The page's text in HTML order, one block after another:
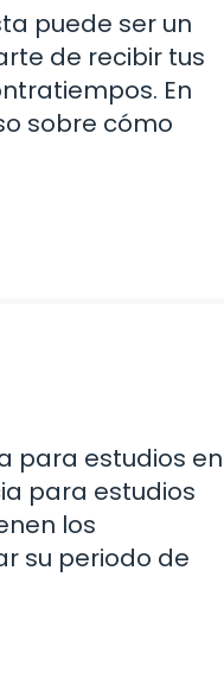
puede ser un
de recibir tus
En
sobre cómo
para estudios en
para estudios
los
su periodo de